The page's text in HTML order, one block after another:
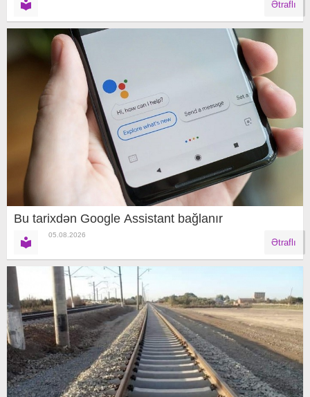
Ətraflı
Bu tarixdən Google Assistant bağlanır
05.08.2026
Ətraflı